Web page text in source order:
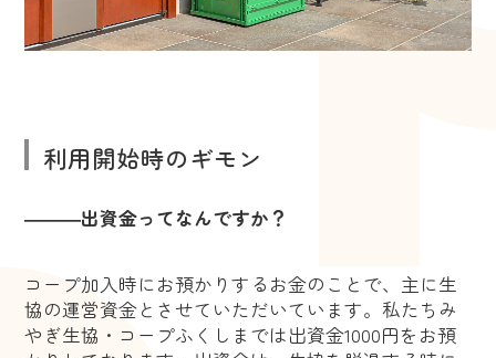
利用開始時のギモン
―――出資金ってなんですか？
コープ加入時にお預かりするお金のことで、主に生
協の運営資金とさせていただいています。私たちみ
やぎ生協・コープふくしまでは出資金1000円をお預